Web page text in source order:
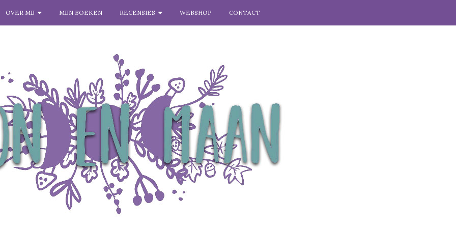
OVER MIJ MIJN BOEKEN RECENSIES WEBSHOP CONTACT